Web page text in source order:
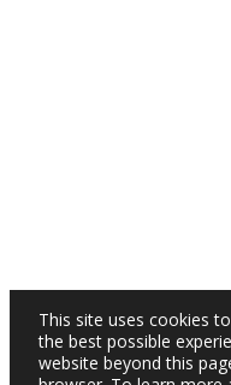
This site uses cookies
the best possible
website beyond this